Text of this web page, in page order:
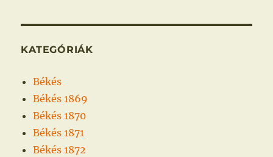
KATEGÓRIÁK
Békés
Békés 1869
Békés 1870
Békés 1871
Békés 1872